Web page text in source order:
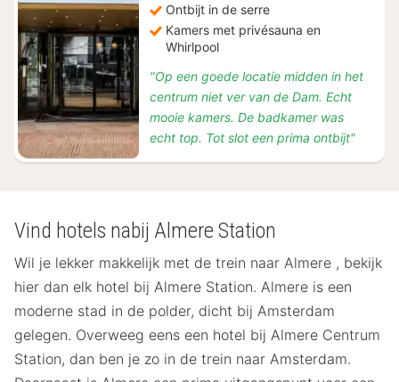
Ontbijt in de serre
Kamers met privésauna en
Whirlpool
"Op een goede locatie midden in het
centrum niet ver van de Dam. Echt
mooie kamers. De badkamer was
echt top. Tot slot een prima ontbijt"
Vind hotels nabij Almere Station
Wil je lekker makkelijk met de trein naar Almere , bekijk
hier dan elk hotel bij Almere Station. Almere is een
moderne stad in de polder, dicht bij Amsterdam
gelegen. Overweeg eens een hotel bij Almere Centrum
Station, dan ben je zo in de trein naar Amsterdam.